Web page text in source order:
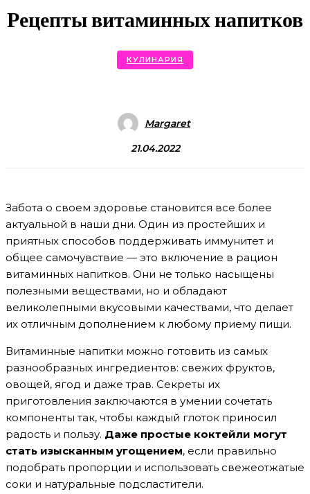
Рецепты витаминных напитков
КУЛИНАРИЯ
Margaret
21.04.2022
Забота о своем здоровье становится все более
актуальной в наши дни. Один из простейших и
приятных способов поддерживать иммунитет и
общее самочувствие — это включение в рацион
витаминных напитков. Они не только насыщены
полезными веществами, но и обладают
великолепными вкусовыми качествами, что делает
их отличным дополнением к любому приему пищи.
Витаминные напитки можно готовить из самых
разнообразных ингредиентов: свежих фруктов,
овощей, ягод и даже трав. Секреты их
приготовления заключаются в умении сочетать
компоненты так, чтобы каждый глоток приносил
радость и пользу. Даже простые коктейли могут
стать изысканным угощением, если правильно
подобрать пропорции и использовать свежеотжатые
соки и натуральные подсластители.